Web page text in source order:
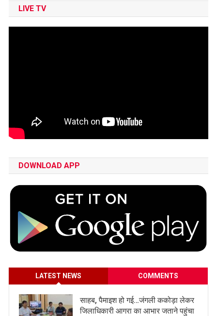
LIVE TV
DOWNLOAD APP
LATEST NEWS COMMENTS
साहब, पैमाइश हो गई…जंगली ककोड़ा लेकर
जिलाधिकारी आगरा का आभार जताने पहुंचा